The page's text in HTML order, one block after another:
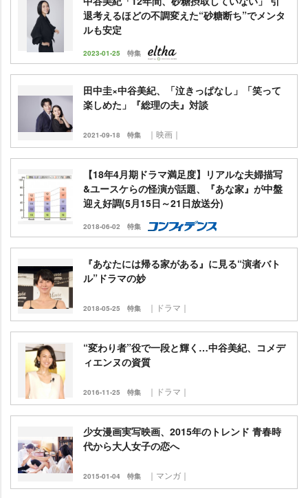
退考えるほどの不調変えた“砂糖断ち”でメンタ
ルも安定
2023-01-25 特集
田中圭×中谷美紀、「泣きっぱなし」「笑って
楽しめた」『総理の夫』対談
2021-09-18 特集 ｜映画｜
【18年4月期ドラマ満足度】リアルな夫婦描写
&ユースケらの怪演が話題、『あな家』が中盤
迎え好調(5月15日～21日放送分)
2018-06-02 特集
『あなたには帰る家がある』に見る“演者バト
ル”ドラマの妙
2018-05-25 特集 ｜ドラマ｜
“変わり者”役で一段と輝く…中谷美紀、コメデ
ィエンヌの資質
2016-11-25 特集 ｜ドラマ｜
少女漫画実写映画、2015年のトレンド 青春時
代から大人女子の恋へ
2015-01-04 特集 ｜マンガ｜